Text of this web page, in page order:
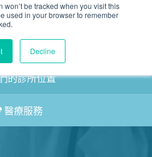
won’t be tracked when you visit this
used in your browser to remember
Decline
預約
的診所位置
醫療服務